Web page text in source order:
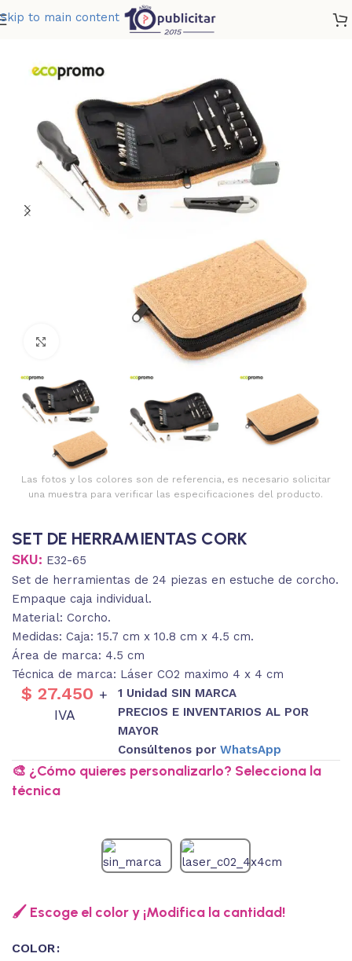
Skip to main content
SET DE HERRAMIENTAS CORK
Las fotos y los colores son de referencia, es necesario solicitar
una muestra para verificar las especificaciones del producto.
SET DE HERRAMIENTAS CORK
SKU: E32-65
Set de herramientas de 24 piezas en estuche de corcho.
Empaque caja individual.
Material: Corcho.
Medidas: Caja: 15.7 cm x 10.8 cm x 4.5 cm.
Área de marca: 4.5 cm
Técnica de marca: Láser CO2 maximo 4 x 4 cm
$ 27.450 +
IVA
1 Unidad SIN MARCA
PRECIOS E INVENTARIOS AL POR
MAYOR
Consúltenos por WhatsApp
🎨 ¿Cómo quieres personalizarlo? Selecciona la
técnica
🖌️ Escoge el color y ¡Modifica la cantidad!
COLOR